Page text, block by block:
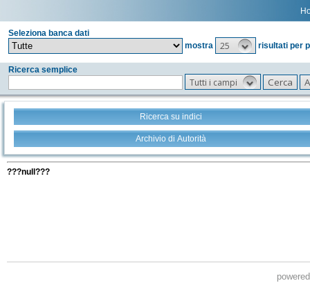
Seleziona banca dati
mostra
25 risultati per
Ricerca semplice
Tutti i campi
Ricerca su indici
Archivio di Autorità
???null???